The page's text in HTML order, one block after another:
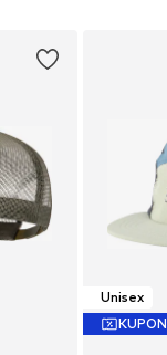
Unisex
KUPON